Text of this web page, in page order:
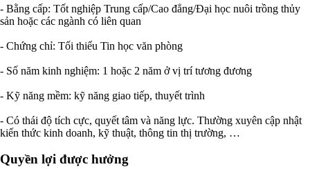
- Bằng cấp: Tốt nghiệp Trung cấp/Cao đẳng/Đại học nuôi trồng thủy
sản hoặc các ngành có liên quan
- Chứng chỉ: Tối thiểu Tin học văn phòng
- Số năm kinh nghiệm: 1 hoặc 2 năm ở vị trí tương đương
- Kỹ năng mềm: kỹ năng giao tiếp, thuyết trình
- Có thái độ tích cực, quyết tâm và năng lực. Thường xuyên cập nhật
kiến thức kinh doanh, kỹ thuật, thông tin thị trường, …
Quyền lợi được hưởng